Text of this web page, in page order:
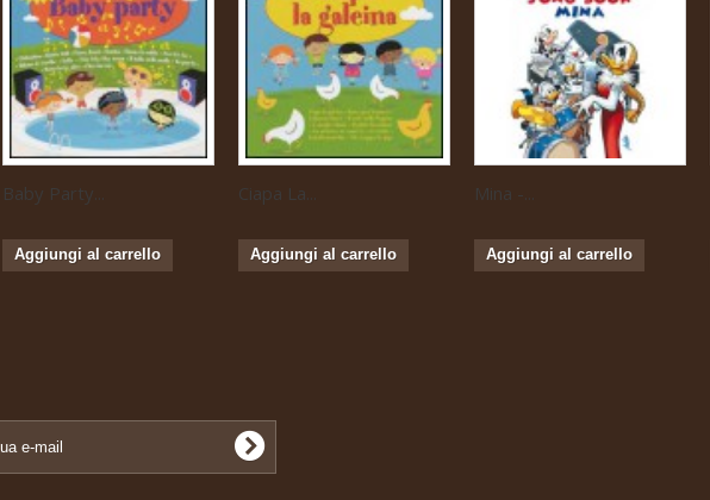
Baby Party...
Aggiungi al carrello
Ciapa La...
Aggiungi al carrello
Mina -...
Aggiungi al carrello